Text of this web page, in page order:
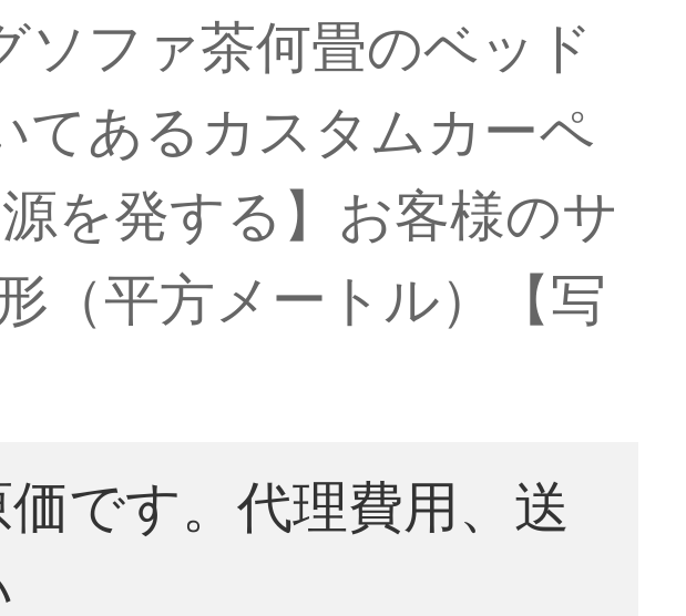
ファ茶何畳のベッド
てあるカスタムカーペ
を発する】お客様のサ
（平方メートル）【写
です。代理費用、送